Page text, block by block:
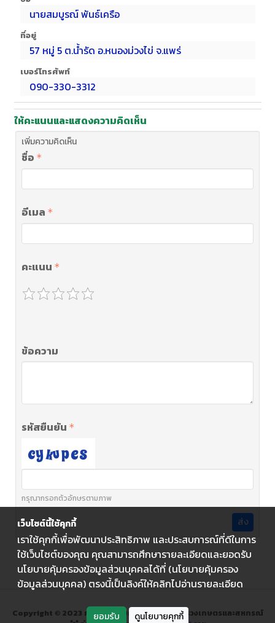
นายสมบูรณ์ พันธ์เครือ
ที่อยู่
57 หมู่ 5 ต.น้ำรัด อ.หนองม่วงไข่ จ.แพร่
เบอร์โทรศัพท์
090-330-3312
ให้คะแนนและแสดงความคิดเห็น
เพิ่มความคิดเห็น
ชื่อ
อีเมล
คะแนน
ข้อความ
รหัสยืนยัน
กรุณากรอกตัวอักษรตามภาพ
ส่ง
Copyright © 2023 กรมส่งเสริมการเกษตร กระทรวงเกษตรและสหกรณ์
เว็บไซต์นี้ใช้คุกกี้
เราใช้คุกกี้เพื่อพัฒนาประสิทธิภาพ และประสบการณ์ที่ดีในการ
ใช้เว็บไซต์ของคุณ คุณสามารถศึกษารายละเอียดและยอดรับ
นโยบายคุ้มครองข้อมูลส่วนบุคคลได้ที่ (นโยบายคุ้มครอง
ข้อมูลส่วนบุคคล) ตรงนี้เป็นลิงค์ให้คลิกไปอ่านรายละเอียด
ยอมรับ ดูนโยบายคุกกี้